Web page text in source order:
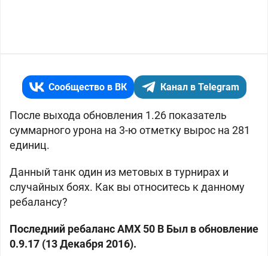
Сообщество в ВК Канал в Telegram
После выхода обновления 1.26 показатель
суммарного урона на 3-ю отметку вырос на 281
единиц.
Данный танк один из метовых в турнирах и
случайных боях. Как вы относитесь к данному
ребалансу?
Последний ребаланс AMX 50 B Был в обновление
0.9.17 (13 Декабря 2016).